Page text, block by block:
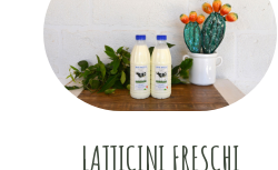
LATTICINI FRESCHI